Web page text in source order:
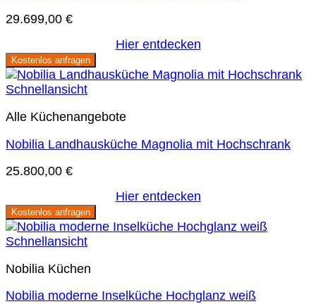
29.699,00 €
Hier entdecken
Kostenlos anfragen
Schnellansicht
Alle Küchenangebote
Nobilia Landhausküche Magnolia mit Hochschrank
25.800,00 €
Hier entdecken
Kostenlos anfragen
Schnellansicht
Nobilia Küchen
Nobilia moderne Inselküche Hochglanz weiß